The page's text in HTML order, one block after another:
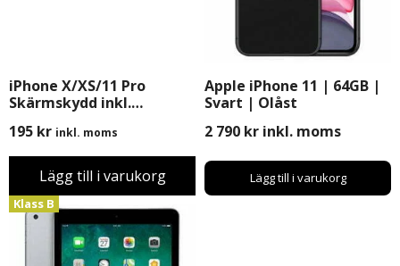
iPhone X/XS/11 Pro
Skärmskydd inkl.
195 kr inkl. moms
Lägg till i varukorg
Apple iPhone 11 | 64GB |
Svart | Olåst
2 790 kr inkl. moms
Lägg till i varukorg
Klass B